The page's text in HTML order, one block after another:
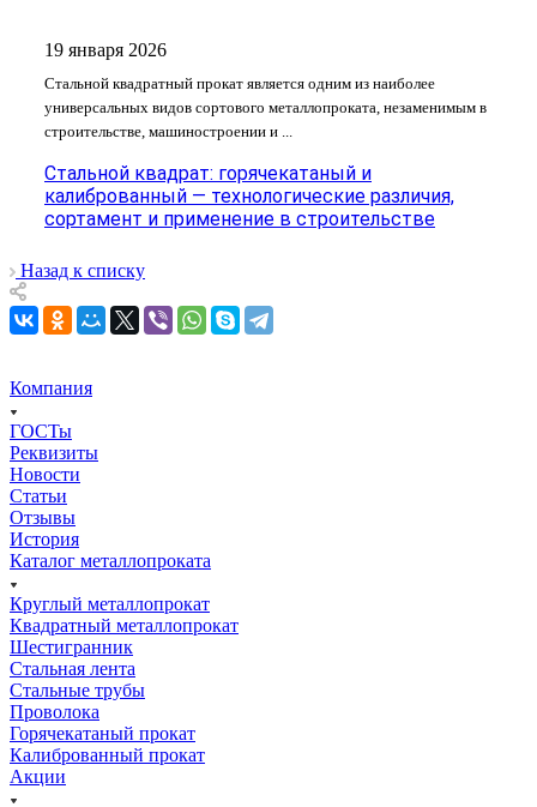
19 января 2026
Стальной квадратный прокат является одним из наиболее
универсальных видов сортового металлопроката, незаменимым в
строительстве, машиностроении и ...
Стальной квадрат: горячекатаный и
калиброванный — технологические различия,
сортамент и применение в строительстве
Назад к списку
Компания
ГОСТы
Реквизиты
Новости
Статьи
Отзывы
История
Каталог металлопроката
Круглый металлопрокат
Квадратный металлопрокат
Шестигранник
Стальная лента
Стальные трубы
Проволока
Горячекатаный прокат
Калиброванный прокат
Акции